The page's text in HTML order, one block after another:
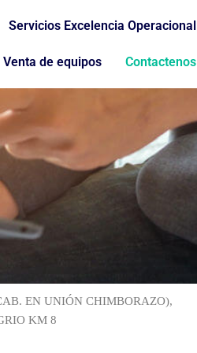
Servicios Excelencia Operacional
Venta de equipos Contactenos
EN UNIÓN CHIMBORAZO),
KM 8